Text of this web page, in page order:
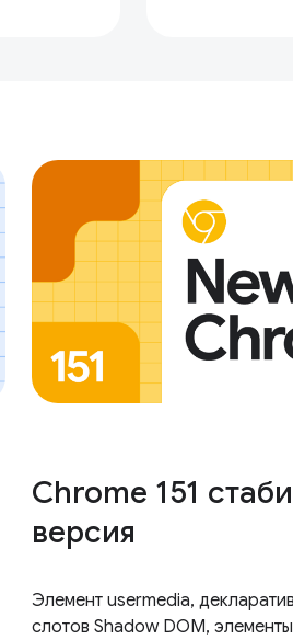
Chrome 151
версия
Элемент usermedia,
слотов Shadow DOM,